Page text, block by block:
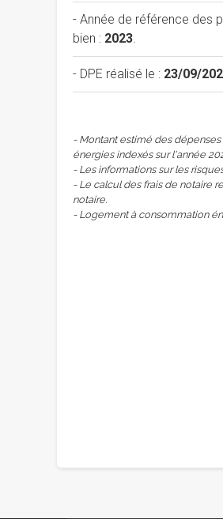
- Année de référence des
bien : 2023.
- DPE réalisé le : 23/09/
- Montant estimé des
énergies indexés sur l'année
- Les informations sur les
- Le calcul des frais de notaire
notaire.
- Logement à consommation